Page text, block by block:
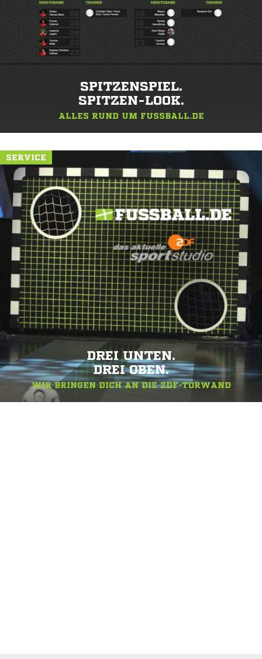
SPITZENSPIEL.
SPITZEN-LOOK.
ALLES RUND UM FUSSBALL.DE
SERVICE
DREI UNTEN.
DREI OBEN.
WIR BRINGEN DICH AN DIE ZDF-TORWAND